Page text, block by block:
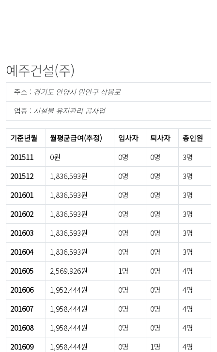
예주건설(주)
주소 : 경기도 안양시 만안구 삼봉로
업종 : 시설물 유지관리 공사업
기준년월 월평균급여(추정) 입사자 퇴사자
총인원
201511
0원 0명 0명
3명
201512
1,836,593원 0명 0명
3명
201601
1,836,593원 0명 0명
3명
201602
1,836,593원 0명 0명
3명
201603
1,836,593원 0명 0명
3명
201604
1,836,593원 0명 0명
3명
201605
2,569,926원 1명 0명
4명
201606
1,952,444원 0명 0명
4명
201607
1,958,444원 0명 0명
4명
201608
1,958,444원 0명 0명
4명
201609
1,958,444원 0명 1명
4명